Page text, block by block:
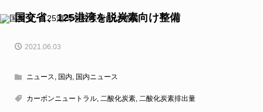
国交省、125港湾を脱炭素向け整備
2021.06.03
ニュース, 国内, 国内ニュース
カーボンニュートラル, 二酸化炭素, 二酸化炭素排出量